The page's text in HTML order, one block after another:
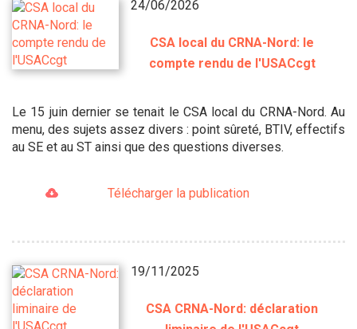
24/06/2026
CSA local du CRNA-Nord: le
compte rendu de l'USACcgt
Le 15 juin dernier se tenait le CSA local du CRNA-Nord. Au
menu, des sujets assez divers : point sûreté, BTIV, effectifs
au SE et au ST ainsi que des questions diverses.
Télécharger la publication
19/11/2025
CSA CRNA-Nord: déclaration